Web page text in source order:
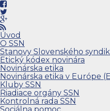
Úvod
O SSN
Stanovy Slovenského
Etický kódex novinára
Novinárska etika
Novinárska etika v Európe
Kluby SSN
Riadiace orgány SSN
Kontrolná rada SSN